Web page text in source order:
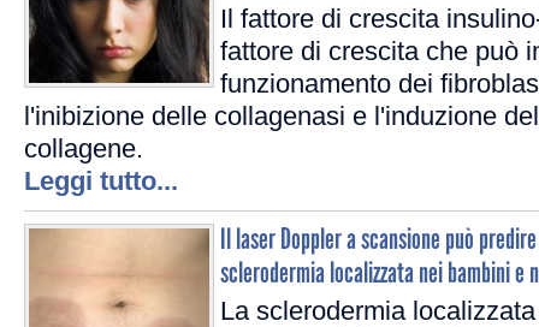
Il fattore di crescita
fattore di crescita che può
funzionamento dei
l'inibizione delle collagenasi e l'induzione
collagene.
Leggi tutto...
Il laser Doppler a scansione può
sclerodermia localizzata nei bambini e
La sclerodermia